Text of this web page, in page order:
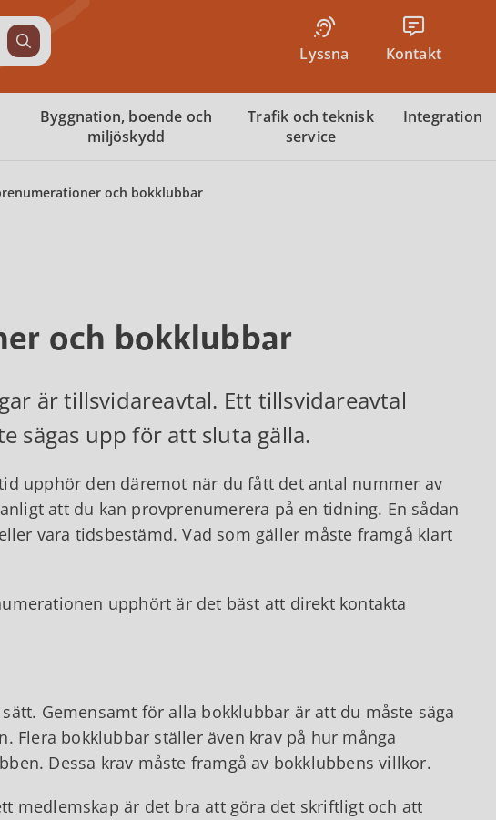
Lyssna Kontakt
Byggnation, boende och
miljöskydd
Trafik och teknisk
service
Integration
och bokklubbar
och bokklubbar
är tillsvidareavtal. Ett tillsvidareavtal
sägas upp för att sluta gälla.
upphör den däremot när du fått det antal nummer av
att du kan provprenumerera på en tidning. En sådan
vara tidsbestämd. Vad som gäller måste framgå klart
upphört är det bäst att direkt kontakta
Gemensamt för alla bokklubbar är att du måste säga
Flera bokklubbar ställer även krav på hur många
Dessa krav måste framgå av bokklubbens villkor.
medlemskap är det bra att göra det skriftligt och att